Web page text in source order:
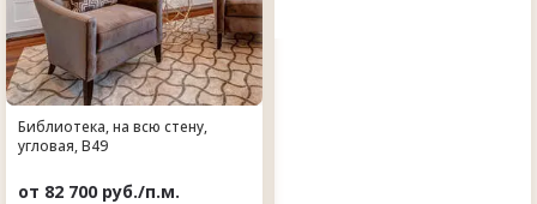
Библиотека, на всю стену,
угловая, B49
от 82 700 руб./п.м.